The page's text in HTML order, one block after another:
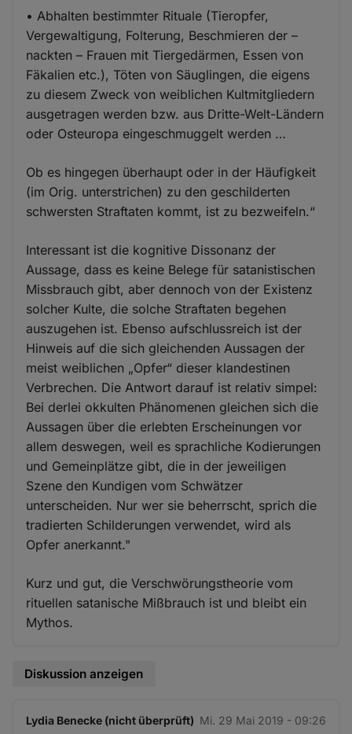
• Abhalten bestimmter Rituale (Tieropfer,
Vergewaltigung, Folterung, Beschmieren der –
nackten – Frauen mit Tiergedärmen, Essen von
Fäkalien etc.), Töten von Säuglingen, die eigens
zu diesem Zweck von weiblichen Kultmitgliedern
ausgetragen werden bzw. aus Dritte-Welt-Ländern
oder Osteuropa eingeschmuggelt werden …
Ob es hingegen überhaupt oder in der Häufigkeit
(im Orig. unterstrichen) zu den geschilderten
schwersten Straftaten kommt, ist zu bezweifeln.“
Interessant ist die kognitive Dissonanz der
Aussage, dass es keine Belege für satanistischen
Missbrauch gibt, aber dennoch von der Existenz
solcher Kulte, die solche Straftaten begehen
auszugehen ist. Ebenso aufschlussreich ist der
Hinweis auf die sich gleichenden Aussagen der
meist weiblichen „Opfer“ dieser klandestinen
Verbrechen. Die Antwort darauf ist relativ simpel:
Bei derlei okkulten Phänomenen gleichen sich die
Aussagen über die erlebten Erscheinungen vor
allem deswegen, weil es sprachliche Kodierungen
und Gemeinplätze gibt, die in der jeweiligen
Szene den Kundigen vom Schwätzer
unterscheiden. Nur wer sie beherrscht, sprich die
tradierten Schilderungen verwendet, wird als
Opfer anerkannt."
Kurz und gut, die Verschwörungstheorie vom
rituellen satanische Mißbrauch ist und bleibt ein
Mythos.
Diskussion anzeigen
Lydia Benecke (nicht überprüft) Mi. 29 Mai 2019 - 09:26